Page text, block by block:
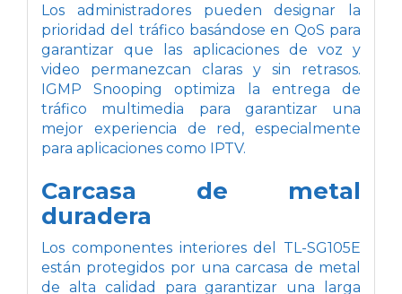
Los administradores pueden designar la
prioridad del tráfico basándose en QoS para
garantizar que las aplicaciones de voz y
video permanezcan claras y sin retrasos.
IGMP Snooping optimiza la entrega de
tráfico multimedia para garantizar una
mejor experiencia de red, especialmente
para aplicaciones como IPTV.
Carcasa de metal
duradera
Los componentes interiores del TL-SG105E
están protegidos por una carcasa de metal
de alta calidad para garantizar una larga